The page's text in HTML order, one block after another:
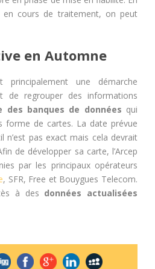
en cours de traitement, on peut
en Automne
une démarche
de regrouper des informations
des banques de données qui
forme de cartes. La date prévue
pas exact mais cela devrait
de développer sa carte, l’Arcep
par les principaux opérateurs
, SFR, Free et Bouygues Telecom.
à des données actualisées